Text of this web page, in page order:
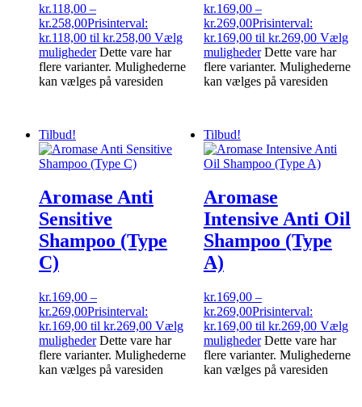
kr.118,00 –
kr.258,00Prisinterval:
kr.118,00 til kr.258,00 Vælg
muligheder Dette vare har
flere varianter. Mulighederne
kan vælges på varesiden
kr.169,00 –
kr.269,00Prisinterval:
kr.169,00 til kr.269,00 Vælg
muligheder Dette vare har
flere varianter. Mulighederne
kan vælges på varesiden
Tilbud!
Aromase Anti
Sensitive
Shampoo (Type
C)
kr.169,00 –
kr.269,00Prisinterval:
kr.169,00 til kr.269,00 Vælg
muligheder Dette vare har
flere varianter. Mulighederne
kan vælges på varesiden
Tilbud!
Aromase
Intensive Anti Oil
Shampoo (Type
A)
kr.169,00 –
kr.269,00Prisinterval:
kr.169,00 til kr.269,00 Vælg
muligheder Dette vare har
flere varianter. Mulighederne
kan vælges på varesiden